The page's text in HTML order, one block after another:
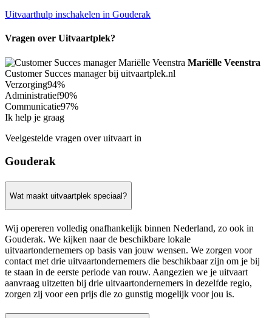
Uitvaarthulp inschakelen in Gouderak
Vragen over Uitvaartplek?
Mariëlle Veenstra
Customer Succes manager bij uitvaartplek.nl
Verzorging94%
Administratief90%
Communicatie97%
Ik help je graag
Veelgestelde vragen over uitvaart in
Gouderak
Wat maakt uitvaartplek speciaal?
Wij opereren volledig onafhankelijk binnen Nederland, zo ook in
Gouderak. We kijken naar de beschikbare lokale
uitvaartondernemers op basis van jouw wensen. We zorgen voor
contact met drie uitvaartondernemers die beschikbaar zijn om je bij
te staan in de eerste periode van rouw. Aangezien we je uitvaart
aanvraag uitzetten bij drie uitvaartondernemers in dezelfde regio,
zorgen zij voor een prijs die zo gunstig mogelijk voor jou is.